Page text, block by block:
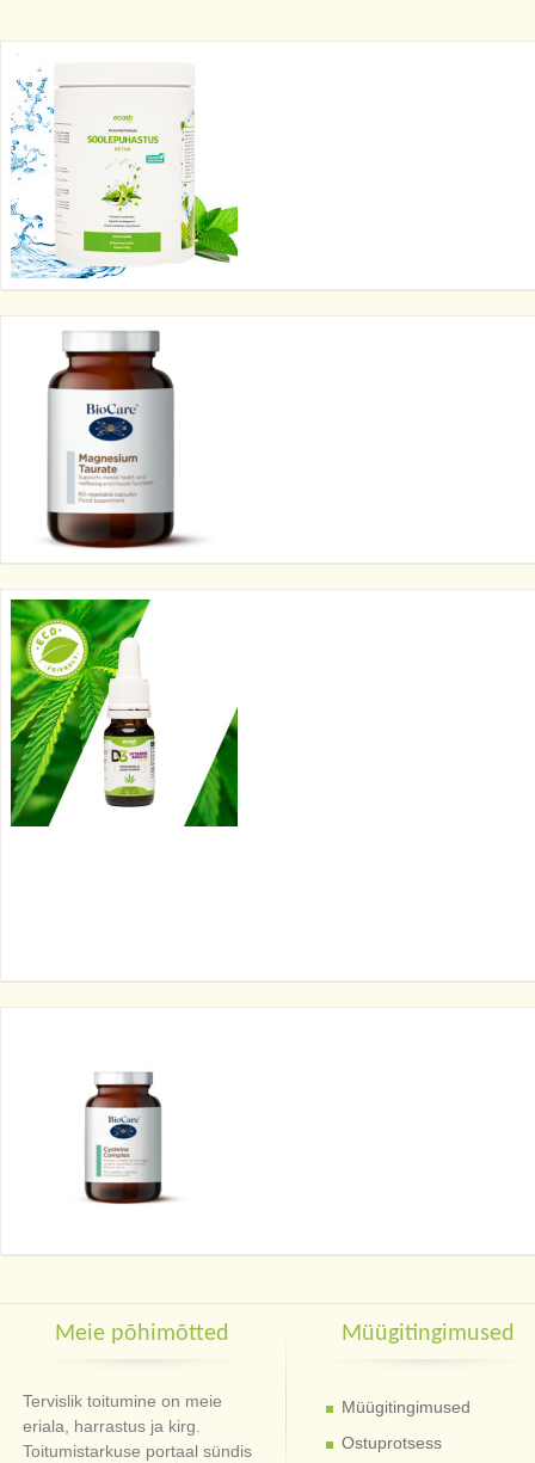
Meie põhimõtted
Tervislik toitumine on meie
eriala, harrastus ja kirg.
Toitumistarkuse portaal sündis
Müügitingimused
Müügitingimused
Ostuprotsess